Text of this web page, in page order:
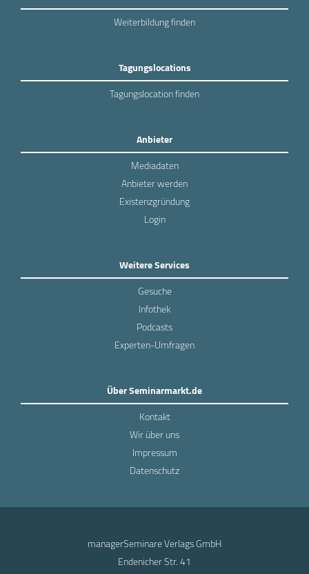
Weiterbildung finden
Tagungslocations
Tagungslocation finden
Anbieter
Mediadaten
Anbieter werden
Existenzgründung
Login
Weitere Services
Gesuche
Infothek
Podcasts
Experten-Umfragen
Über Seminarmarkt.de
Kontakt
Wir über uns
Impressum
Datenschutz
managerSeminare Verlags GmbH
Endenicher Str. 41